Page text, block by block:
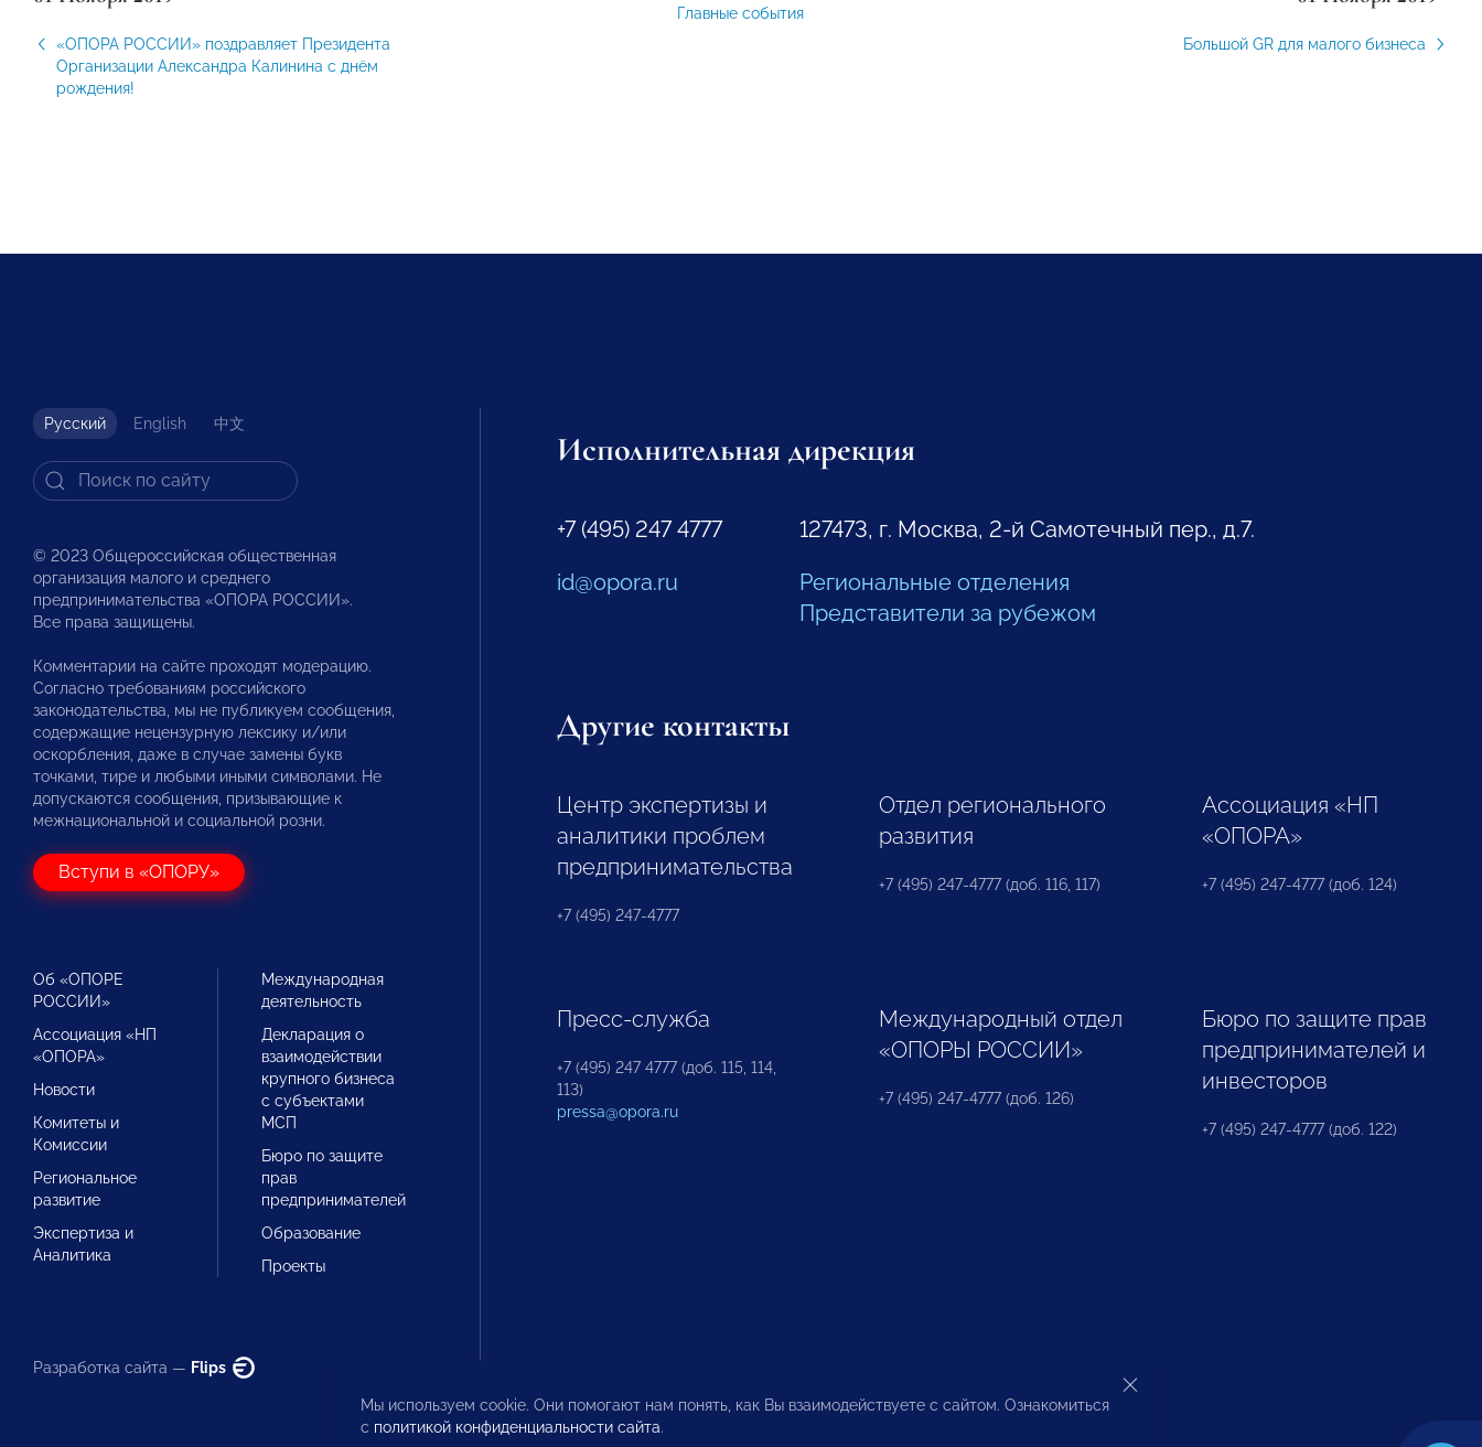
«ОПОРА РОССИИ» поздравляет Президента
Организации Александра Калинина с днём
рождения!
Большой GR для малого бизнеса
Главные события
Русский English 中文
© 2023 Общероссийская общественная
организация малого и среднего
предпринимательства «ОПОРА РОССИИ».
Все права защищены.
Комментарии на сайте проходят модерацию.
Согласно требованиям российского
законодательства, мы не публикуем сообщения,
содержащие нецензурную лексику и/или
оскорбления, даже в случае замены букв
точками, тире и любыми иными символами. Не
допускаются сообщения, призывающие к
межнациональной и социальной розни.
Вступи в «ОПОРУ»
Об «ОПОРЕ
РОССИИ»
Ассоциация «НП
«ОПОРА»
Новости
Комитеты и
Комиссии
Региональное
развитие
Экспертиза и
Аналитика
Международная
деятельность
Декларация о
взаимодействии
крупного бизнеса
с субъектами
МСП
Бюро по защите
прав
предпринимателей
Образование
Проекты
Разработка сайта — Flips
Исполнительная дирекция
+7 (495) 247 4777
id@opora.ru
127473, г. Москва, 2-й Самотечный пер., д.7.
Региональные отделения
Представители за рубежом
Другие контакты
Центр экспертизы и
аналитики проблем
предпринимательства
+7 (495) 247-4777
Отдел регионального
развития
+7 (495) 247-4777 (доб. 116, 117)
Ассоциация «НП
«ОПОРА»
+7 (495) 247-4777 (доб. 124)
Пресс-служба
+7 (495) 247 4777 (доб. 115, 114,
113)
pressa@opora.ru
Международный отдел
«ОПОРЫ РОССИИ»
+7 (495) 247-4777 (доб. 126)
Бюро по защите прав
предпринимателей и
инвесторов
+7 (495) 247-4777 (доб. 122)
Мы используем cookie. Они помогают нам понять, как Вы взаимодействуете с сайтом. Ознакомиться
с политикой конфиденциальности сайта.